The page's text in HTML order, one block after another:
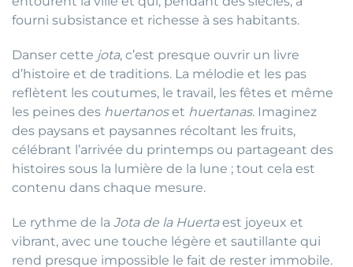
fourni subsistance et richesse à ses habitants.
Danser cette jota, c’est presque ouvrir un livre
d’histoire et de traditions. La mélodie et les pas
reflètent les coutumes, le travail, les fêtes et même
les peines des huertanoset huertanas. Imaginez
des paysans et paysannes récoltant les fruits,
célébrant l’arrivée du printemps ou partageant des
histoires sous la lumière de la lune ; tout cela est
contenu dans chaque mesure.
Le rythme de la Jota de la Huertaest joyeux et
vibrant, avec une touche légère et sautillante qui
rend presque impossible le fait de rester immobile.